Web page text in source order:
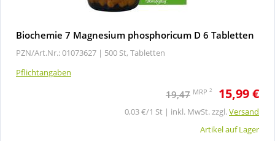
Biochemie 7 Magnesium phosphoricum D 6 Tabletten
PZN/Art.Nr.: 01073627 | 500 St, Tabletten
Pflichtangaben
19,47 MRP 2 15,99 €
0,03 €/1 St | inkl. MwSt. zzgl.Versand
Artikel auf Lager